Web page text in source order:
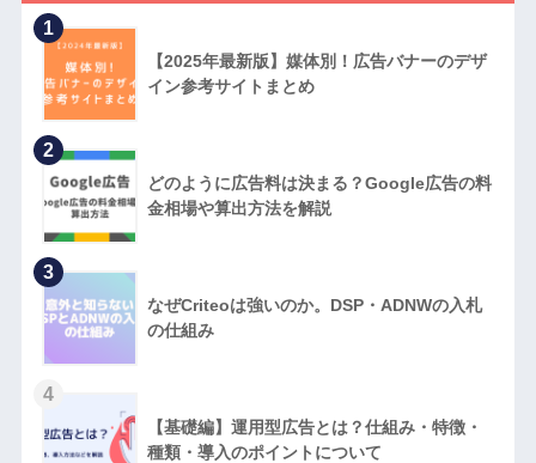
1
【2025年最新版】媒体別！広告バナーのデザ
イン参考サイトまとめ
2
どのように広告料は決まる？Google広告の料
金相場や算出方法を解説
3
なぜCriteoは強いのか。DSP・ADNWの入札
の仕組み
4
【基礎編】運用型広告とは？仕組み・特徴・
種類・導入のポイントについて